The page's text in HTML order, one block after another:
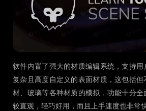
软件内置了强大的材质编辑系统，支持
复杂且高度自定义的表面材质，这包括
材、玻璃等各种材质的模拟，功能十分
较直观，轻巧好用，而且上手速度也非常快